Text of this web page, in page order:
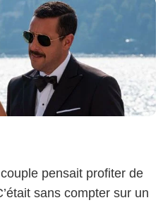
pensait profiter de
sans compter sur un